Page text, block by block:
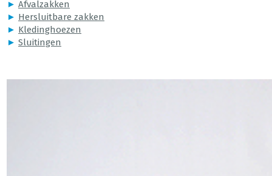
► Afvalzakken
► Hersluitbare zakken
► Kledinghoezen
► Sluitingen